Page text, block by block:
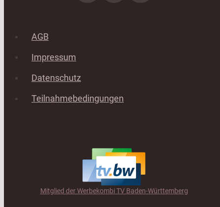
AGB
Impressum
Datenschutz
Teilnahmebedingungen
Mitglied der Werbekombi TV Baden-Württemberg